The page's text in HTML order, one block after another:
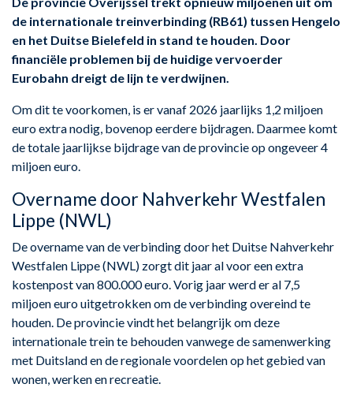
de internationale treinverbinding (RB61) tussen Hengelo
en het Duitse Bielefeld in stand te houden. Door
financiële problemen bij de huidige vervoerder
Eurobahn dreigt de lijn te verdwijnen.
Om dit te voorkomen, is er vanaf 2026 jaarlijks 1,2 miljoen
euro extra nodig, bovenop eerdere bijdragen. Daarmee komt
de totale jaarlijkse bijdrage van de provincie op ongeveer 4
miljoen euro.
Overname door Nahverkehr Westfalen
Lippe (NWL)
De overname van de verbinding door het Duitse Nahverkehr
Westfalen Lippe (NWL) zorgt dit jaar al voor een extra
kostenpost van 800.000 euro. Vorig jaar werd er al 7,5
miljoen euro uitgetrokken om de verbinding overeind te
houden. De provincie vindt het belangrijk om deze
internationale trein te behouden vanwege de samenwerking
met Duitsland en de regionale voordelen op het gebied van
wonen, werken en recreatie.